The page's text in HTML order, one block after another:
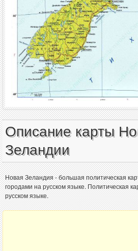
Описание карты
Зеландии
Новая Зеландия - большая политическая
городами на русском языке. Политическая
русском языке.